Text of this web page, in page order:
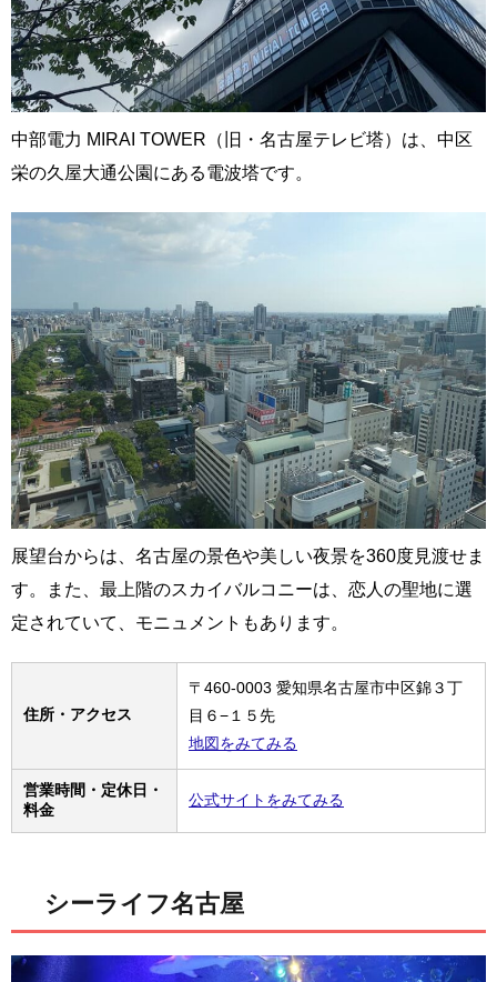
中部電力 MIRAI TOWER（旧・名古屋テレビ塔）は、中区
栄の久屋大通公園にある電波塔です。
展望台からは、名古屋の景色や美しい夜景を360度見渡せま
す。また、最上階のスカイバルコニーは、恋人の聖地に選
定されていて、モニュメントもあります。
住所・アクセス
〒460-0003 愛知県名古屋市中区錦３丁
目６−１５先
地図をみてみる
営業時間・定休日・
料金
公式サイトをみてみる
シーライフ名古屋